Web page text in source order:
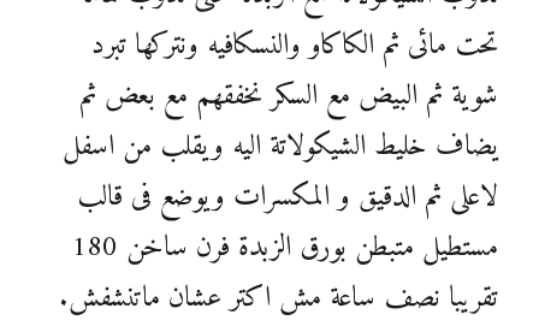
تحت مائى ثم الكاكاو والنسكافيه ونتركها تبرد
شوية ثم البيض مع السكر نخفقهم مع بعض ثم
يضاف خليط الشيكولاتة اليه ويقلب من اسفل
لاعلى ثم الدقيق و المكسرات ويوضع فى قالب
مستطيل متبطن بورق الزبدة فرن ساخن 180
تقريبا نصف ساعة مش اكتر عشان ماتنشفش.